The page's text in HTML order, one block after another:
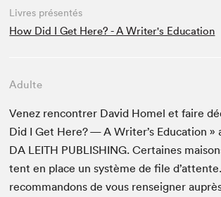
Livres présentés
How Did I Get Here? - A Writer's Education
Adulte
Venez ren­con­tr­er David Homel et faire
Did I Get Here? — A Writer’s Edu­ca­tion »
DA LEI­TH PUB­LISH­ING. Cer­taines
tent en place un sys­tème de file
recom­man­dons de vous ren­seign­er auprès